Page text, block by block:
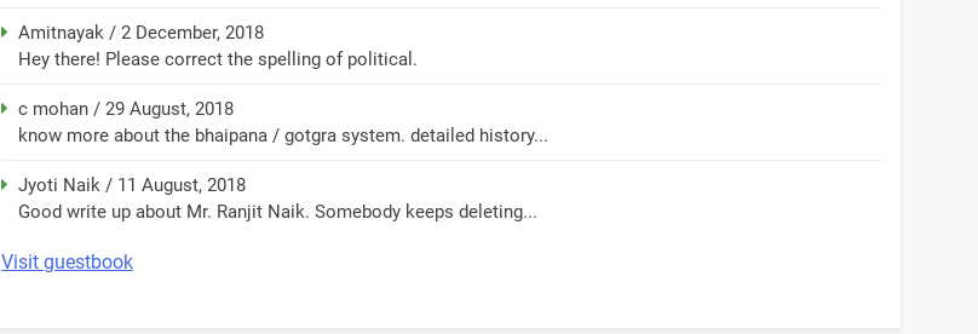
Amitnayak / 2 December, 2018
Hey there! Please correct the spelling of political.
c mohan / 29 August, 2018
know more about the bhaipana / gotgra system. detailed history...
Jyoti Naik / 11 August, 2018
Good write up about Mr. Ranjit Naik. Somebody keeps deleting...
Visit guestbook